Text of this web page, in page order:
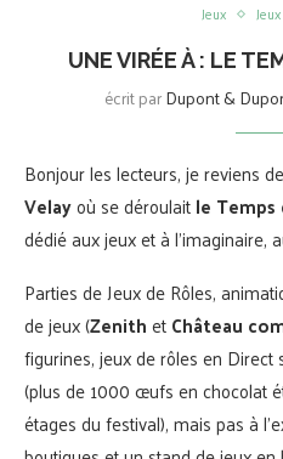
Jeux
UNE VIRÉE À : LE
écrit parDupont &
Bonjour les lecteurs, je reviens
Velayoù se déroulaitle Temps
dédié aux jeux et à l’imaginaire,
Parties de Jeux de Rôles,
de jeux (ZenithetChâteau
figurines, jeux de rôles en
(plus de 1000 œufs en chocolat
étages du festival), mais pas à